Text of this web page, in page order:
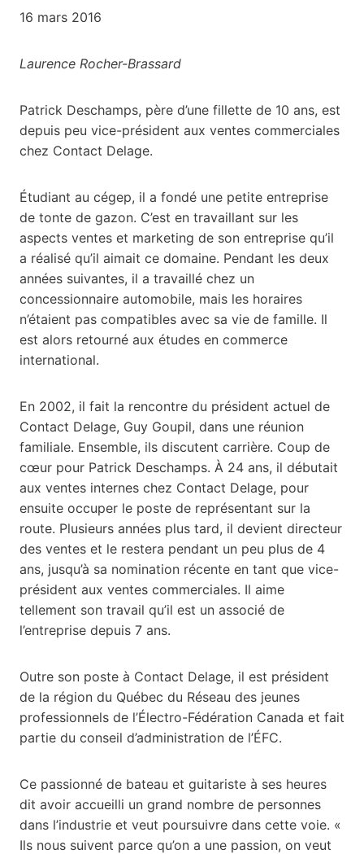
16 mars 2016
Laurence Rocher-Brassard
Patrick Deschamps, père d’une fillette de 10 ans, est
depuis peu vice-président aux ventes commerciales
chez Contact Delage.
Étudiant au cégep, il a fondé une petite entreprise
de tonte de gazon. C’est en travaillant sur les
aspects ventes et marketing de son entreprise qu’il
a réalisé qu’il aimait ce domaine. Pendant les deux
années suivantes, il a travaillé chez un
concessionnaire automobile, mais les horaires
n’étaient pas compatibles avec sa vie de famille. Il
est alors retourné aux études en commerce
international.
En 2002, il fait la rencontre du président actuel de
Contact Delage, Guy Goupil, dans une réunion
familiale. Ensemble, ils discutent carrière. Coup de
cœur pour Patrick Deschamps. À 24 ans, il débutait
aux ventes internes chez Contact Delage, pour
ensuite occuper le poste de représentant sur la
route. Plusieurs années plus tard, il devient directeur
des ventes et le restera pendant un peu plus de 4
ans, jusqu’à sa nomination récente en tant que vice-
président aux ventes commerciales. Il aime
tellement son travail qu’il est un associé de
l’entreprise depuis 7 ans.
Outre son poste à Contact Delage, il est président
de la région du Québec du Réseau des jeunes
professionnels de l’Électro-Fédération Canada et fait
partie du conseil d’administration de l’ÉFC.
Ce passionné de bateau et guitariste à ses heures
dit avoir accueilli un grand nombre de personnes
dans l’industrie et veut poursuivre dans cette voie. «
Ils nous suivent parce qu’on a une passion, on veut